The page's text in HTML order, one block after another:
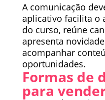
A comunicação
aplicativo facilita o
do curso, reúne
apresenta
acompanhar
oportunidades.
Formas de
para